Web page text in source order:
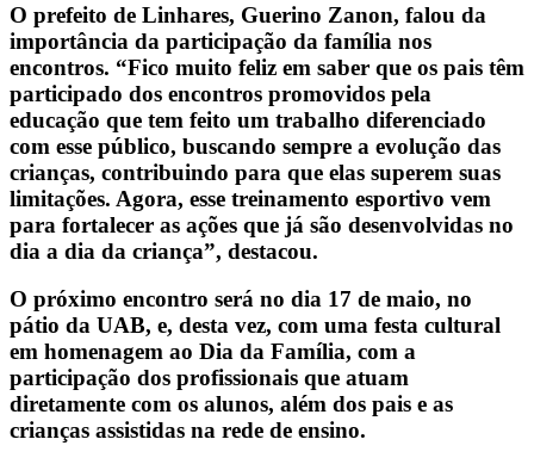
O prefeito de Linhares, Guerino Zanon, falou da
importância da participação da família nos
encontros. “Fico muito feliz em saber que os pais têm
participado dos encontros promovidos pela
educação que tem feito um trabalho diferenciado
com esse público, buscando sempre a evolução das
crianças, contribuindo para que elas superem suas
limitações. Agora, esse treinamento esportivo vem
para fortalecer as ações que já são desenvolvidas no
dia a dia da criança”, destacou.
O próximo encontro será no dia 17 de maio, no
pátio da UAB, e, desta vez, com uma festa cultural
em homenagem ao Dia da Família, com a
participação dos profissionais que atuam
diretamente com os alunos, além dos pais e as
crianças assistidas na rede de ensino.